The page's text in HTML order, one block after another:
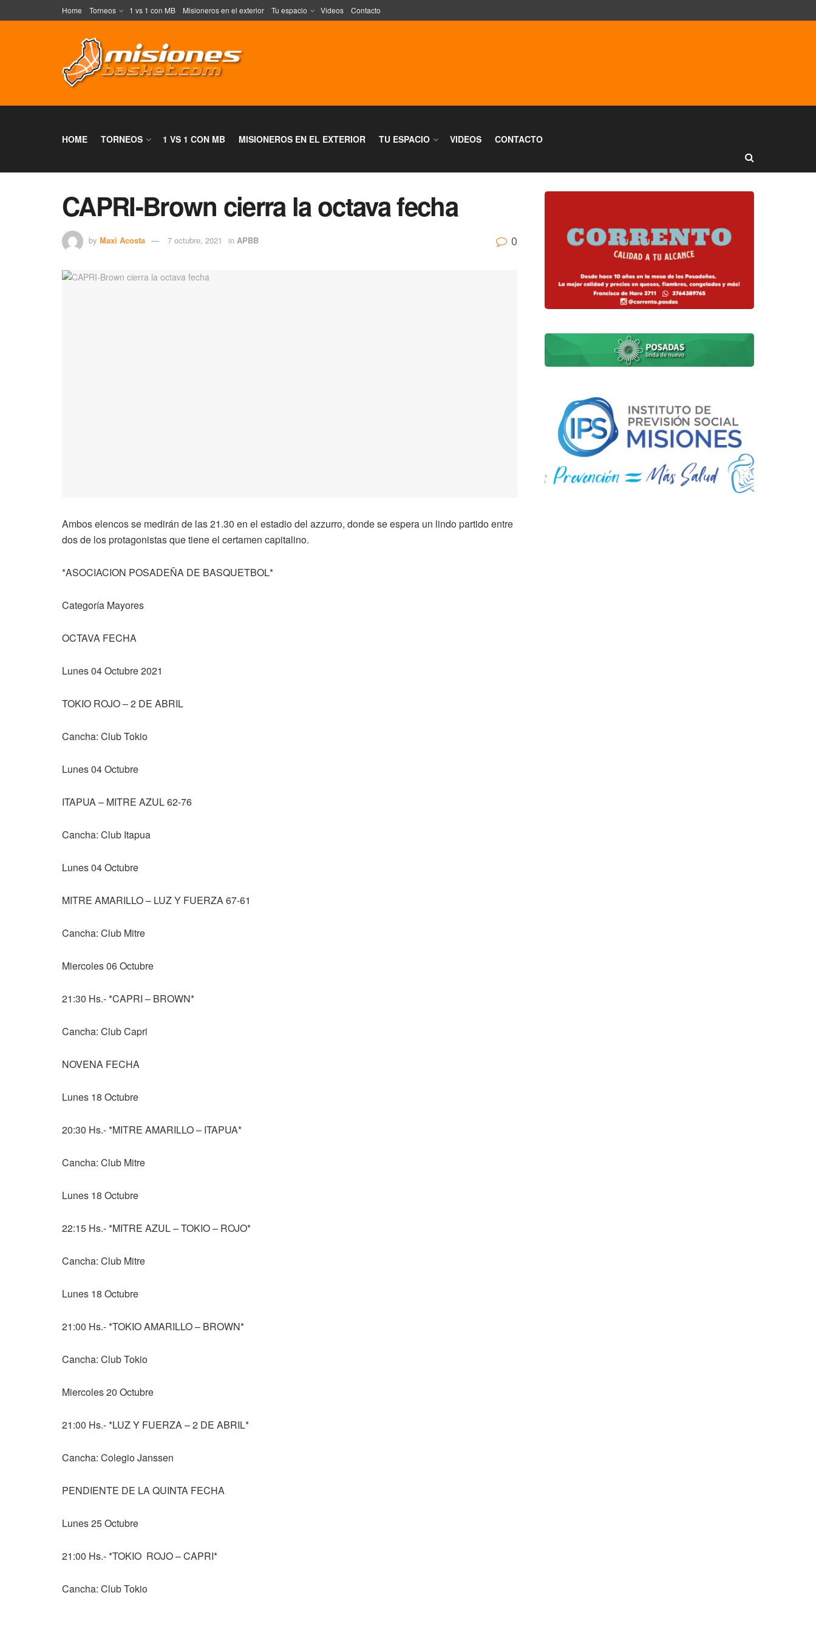
Home Torneos 1 vs 1 con MB Misioneros en el exterior Tu espacio Videos Contacto
HOME TORNEOS 1 VS 1 CON MB MISIONEROS EN EL EXTERIOR TU ESPACIO VIDEOS CONTACTO
CAPRI-Brown cierra la octava fecha
by Maxi Acosta 7 octubre, 2021 in APBB 0
Ambos elencos se medirán de las 21.30 en el estadio del azzurro, donde se espera un lindo partido entre
dos de los protagonistas que tiene el certamen capitalino.
*ASOCIACION POSADEÑA DE BASQUETBOL*
Categoría Mayores
OCTAVA FECHA
Lunes 04 Octubre 2021
TOKIO ROJO – 2 DE ABRIL
Cancha: Club Tokio
Lunes 04 Octubre
ITAPUA – MITRE AZUL 62-76
Cancha: Club Itapua
Lunes 04 Octubre
MITRE AMARILLO – LUZ Y FUERZA 67-61
Cancha: Club Mitre
Miercoles 06 Octubre
21:30 Hs.- *CAPRI – BROWN*
Cancha: Club Capri
NOVENA FECHA
Lunes 18 Octubre
20:30 Hs.- *MITRE AMARILLO – ITAPUA*
Cancha: Club Mitre
Lunes 18 Octubre
22:15 Hs.- *MITRE AZUL – TOKIO – ROJO*
Cancha: Club Mitre
Lunes 18 Octubre
21:00 Hs.- *TOKIO AMARILLO – BROWN*
Cancha: Club Tokio
Miercoles 20 Octubre
21:00 Hs.- *LUZ Y FUERZA – 2 DE ABRIL*
Cancha: Colegio Janssen
PENDIENTE DE LA QUINTA FECHA
Lunes 25 Octubre
21:00 Hs.- *TOKIO ROJO – CAPRI*
Cancha: Club Tokio